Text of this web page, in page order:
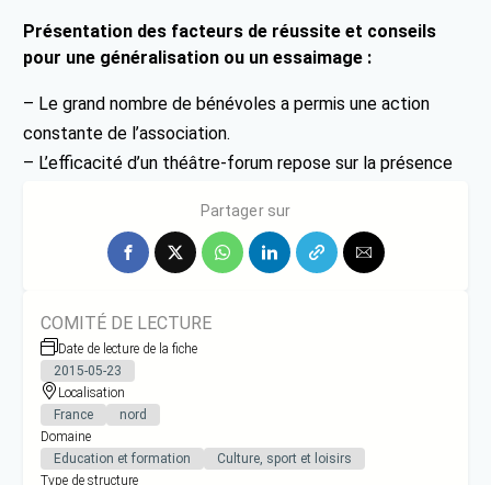
Présentation des facteurs de réussite et conseils
pour une généralisation ou un essaimage :
– Le grand nombre de bénévoles a permis une action
constante de l’association.
– L’efficacité d’un théâtre-forum repose sur la présence
Partager sur
COMITÉ DE LECTURE
Date de lecture de la fiche
2015-05-23
Localisation
France
nord
Domaine
Education et formation
Culture, sport et loisirs
Type de structure